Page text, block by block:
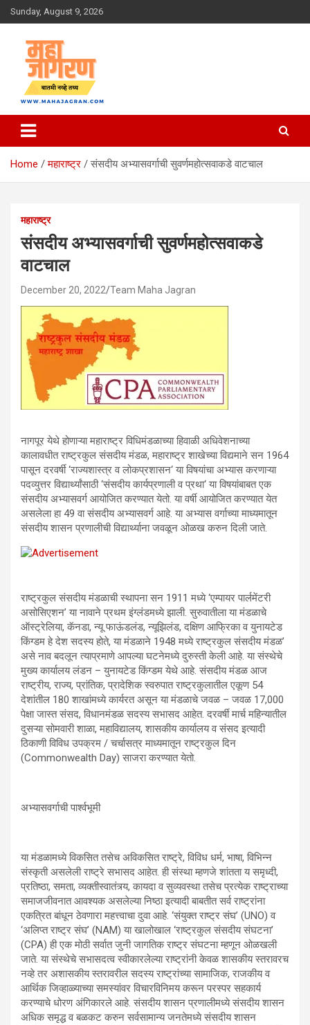
Skip
to
Sunday, August 9, 2026
महा जागरण
Home महाराष्ट्र संसदीय अभ्यासवर्गाची सुवर्णमहोत्सवाकडे वाटचाल
महाराष्ट्र
संसदीय अभ्यासवर्गाची सुवर्णमहोत्सवाकडे
वाटचाल
December 20, 2022 Team Maha Jagran
नागपूर येथे होणाऱ्या महाराष्ट्र विधिमंडळाच्या हिवाळी अधिवेशनाच्या
कालावधीत राष्ट्रकुल संसदीय मंडळ, महाराष्ट्र शाखेच्या विद्यमाने सन 1964
पासून दरवर्षी ‘राज्यशास्त्र व लोकप्रशासन‘ या विषयांचा अभ्यास करणाऱ्या
पदव्युत्तर विद्यार्थ्यांसाठी ‘संसदीय कार्यप्रणाली व प्रथा‘ या विषयांबाबत एक
संसदीय अभ्यासवर्ग आयोजित करण्यात येतो. या वर्षी आयोजित करण्यात येत
असलेला हा 49 वा संसदीय अभ्यासवर्ग आहे. या अभ्यास वर्गाच्या माध्यमातून
संसदीय शासन प्रणालीची विद्यार्थ्याना जवळून ओळख करुन दिली जाते.
राष्ट्रकुल संसदीय मंडळाची स्थापना सन 1911 मध्ये ‘एम्पायर पार्लमेंटरी
असोसिएशन’ या नावाने प्रथम इंग्लंडमध्ये झाली. सुरुवातीला या मंडळाचे
ऑस्ट्रेलिया, कॅनडा, न्यू फाऊंडलंड, न्यूझिलंड, दक्षिण आफ्रिका व युनायटेड
किंग्डम हे देश सदस्य होते, या मंडळाने 1948 मध्ये राष्ट्रकुल संसदीय मंडळ’
असे नाव बदलून त्याप्रमाणे आपल्या घटनेमध्ये दुरुस्ती केली आहे. या संस्थेचे
मुख्य कार्यालय लंडन – युनायटेड किंग्डम येथे आहे. संसदीय मंडळ आज
राष्ट्रीय, राज्य, प्रांतिक, प्रादेशिक स्वरुपात राष्ट्रकुलातील एकूण 54
देशांतील 180 शाखांमध्ये कार्यरत असून या मंडळाचे जवळ – जवळ 17,000
पेक्षा जास्त संसद, विधानमंडळ सदस्य सभासद आहेत. दरवर्षी मार्च महिन्यातील
दुसऱ्या सोमवारी शाळा, महाविद्यालय, शासकीय कार्यालय व संसद इत्यादी
ठिकाणी विविध उपक्रम / चर्चासत्र माध्यमातून राष्ट्रकुल दिन
(Commonwealth Day) साजरा करण्यात येतो.
अभ्यासवर्गाची पार्श्वभूमी
या मंडळामध्ये विकसित तसेच अविकसित राष्ट्रे, विविध धर्म, भाषा, विभिन्न
संस्कृती असलेली राष्ट्रे सभासद आहेत. ही संस्था म्हणजे शांतता य समृध्दी,
प्रतिष्ठा, समता, व्यक्तीस्वातंत्र्य, कायदा व सुव्यवस्था तसेच प्रत्येक राष्ट्राच्या
समाजजीवनात आवश्यक असलेल्या निष्ठा इत्यादी बाबतीत सर्व राष्ट्रांना
एकत्रित बांधून ठेवणारा महत्त्वाचा दुवा आहे. ‘संयुक्त राष्ट्र संघ’ (UNO) व
‘अलिप्त राष्ट्र संघ’ (NAM) या खालोखाल ‘राष्ट्रकुल संसदीय संघटना’
(CPA) ही एक मोठी सर्वात जुनी जागतिक राष्ट्र संघटना म्हणून ओळखली
जाते. या संस्थेचे सभासदत्व स्वीकारलेल्या राष्ट्रांनी केवळ शासकीय स्तरावरच
नव्हे तर अशासकीय स्तरावरील सदस्य राष्ट्रांच्या सामाजिक, राजकीय व
आर्थिक जिव्हाळ्याच्या समस्यांवर विचारविनिमय करून परस्पर सहकार्य
करण्याचे धोरण अंगिकारले आहे. संसदीय शासन प्रणालीमध्ये संसदीय शासन
अधिक समृद्ध व बळकट करुन सर्वसामान्य जनतेमध्ये संसदीय शासन